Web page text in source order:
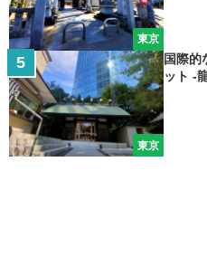
東京
東京
国際的
ット -